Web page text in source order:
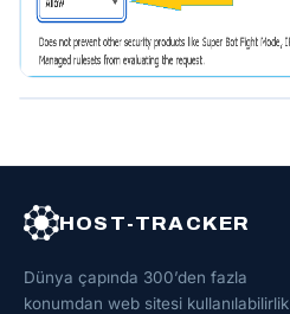
HOST-TRACKER
Dünya çapında 300’den fazla
konumdan web sitesi kullanılabilirlik